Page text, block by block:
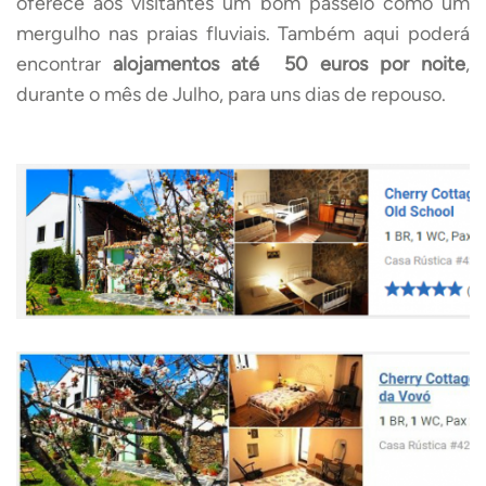
mergulho nas praias fluviais.Também aqui poderá
encontraralojamentos até 50 euros por noite,
durante o mês de Julho, para uns dias de repouso.